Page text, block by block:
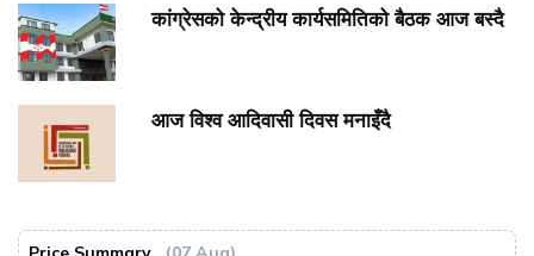
कांग्रेसको केन्द्रीय कार्यसमितिको बैठक आज बस्दै
आज विश्व आदिवासी दिवस मनाइँदै